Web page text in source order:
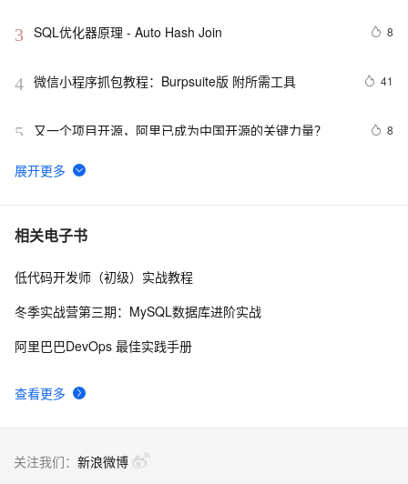
3 SQL优化器原理 - Auto Hash Join 8
4 微信小程序抓包教程：Burpsuite版 附所需工具 41
5 又一个项目开源，阿里已成为中国开源的关键力量？ 8
6 tailwindcss使用教程
7 我的博客即将入驻“云栖社区”，诚邀技术同仁一同入驻。
8 思科路由器的密码恢复
相关电子书
查看更多
低代码开发师（初级）实战教程
冬季实战营第三期：MySQL数据库进阶实战
阿里巴巴DevOps 最佳实践手册
关注我们： 新浪微博